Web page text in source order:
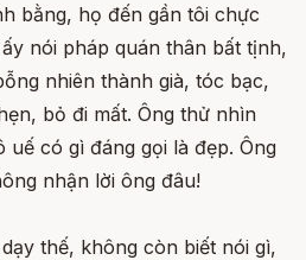
bằng, họ đến gần tôi chực
nói pháp quán thân bất tịnh,
nhiên thành già, tóc bạc,
bỏ đi mất. Ông thử nhìn
uế có gì đáng gọi là đẹp. Ông
nhận lời ông đâu!
thế, không còn biết nói gì,